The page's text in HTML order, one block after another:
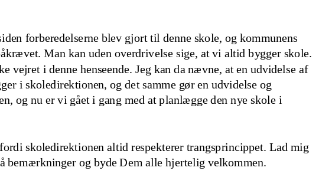
forberedelserne blev gjort til denne skole og kommunens
Man kan uden overdrivelse sige, at vi altid bygger skole.
i denne henseende. Jeg kan da nævne, at en udvidelse af
i skoledirektionen, og det samme gør en udvidelse og
og nu er vi gået i gang med at planlægge den nye skole i
skoledirektionen altid respekterer trangsprincippet. Lad mig
bemærkninger og byde Dem alle hjertelig velkommen.